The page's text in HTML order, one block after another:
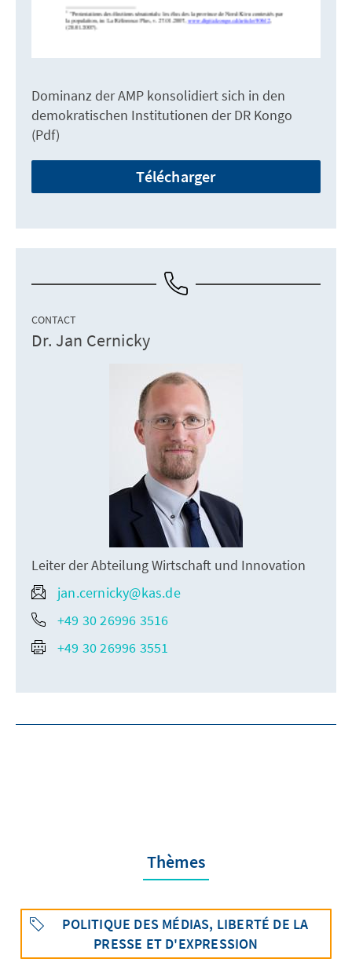
Dominanz der AMP konsolidiert sich in den
demokratischen Institutionen der DR Kongo
(Pdf)
Télécharger
CONTACT
Dr. Jan Cernicky
Leiter der Abteilung Wirtschaft und Innovation
jan.cernicky@kas.de
+49 30 26996 3516
+49 30 26996 3551
Thèmes
POLITIQUE DES MÉDIAS, LIBERTÉ DE LA
PRESSE ET D'EXPRESSION